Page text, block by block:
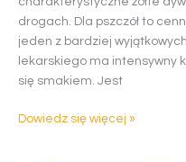
drogach. Dla pszczół to
jeden z bardziej
lekarskiego ma intensywny
się smakiem. Jest
Dowiedz się więcej »